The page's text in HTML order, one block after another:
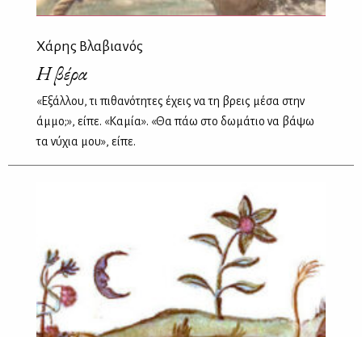
Χάρης Βλαβιανός
Η βέρα
«Εξάλλου, τι πιθανότητες έχεις να τη βρεις μέσα στην
άμμο;», είπε. «Καμία». «Θα πάω στο δωμάτιο να βάψω
τα νύχια μου», είπε.